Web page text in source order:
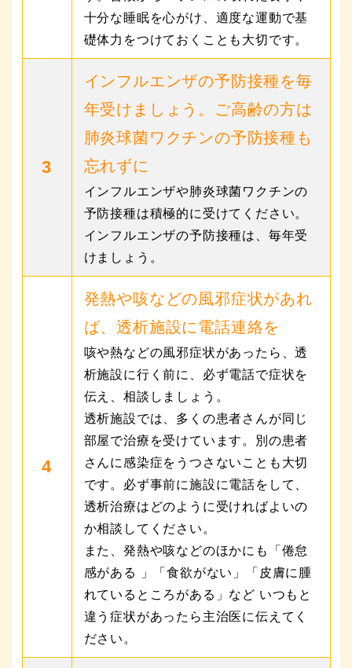
十分な睡眠を心がけ、適度な運動で基
礎体力をつけておくことも大切です。
3
インフルエンザの予防接種を毎
年受けましょう。ご高齢の方は
肺炎球菌ワクチンの予防接種も
忘れずに
インフルエンザや肺炎球菌ワクチンの
予防接種は積極的に受けてください。
インフルエンザの予防接種は、毎年受
けましょう。
4
発熱や咳などの風邪症状があれ
ば、透析施設に電話連絡を
咳や熱などの風邪症状があったら、透
析施設に行く前に、必ず電話で症状を
伝え、相談しましょう。
透析施設では、多くの患者さんが同じ
部屋で治療を受けています。別の患者
さんに感染症をうつさないことも大切
です。必ず事前に施設に電話をして、
透析治療はどのように受ければよいの
か相談してください。
また、発熱や咳などのほかにも「倦怠
感がある 」「食欲がない」「皮膚に腫
れているところがある」など いつもと
違う症状があったら主治医に伝えてく
ださい。
キッセイ薬品のウェブサイトをご覧いただきあり
がとうございます。
（別ウィンドウが開きます）
サイトを表示